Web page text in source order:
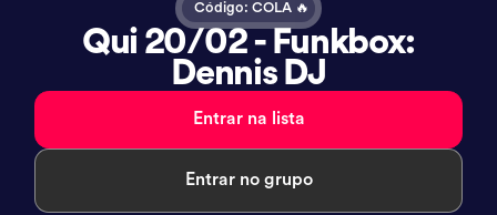
Código: COLA 🔥
Qui 20/02 - Funkbox:
Dennis DJ
Entrar na lista
Entrar no grupo